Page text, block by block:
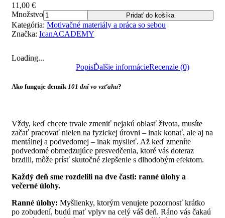
11,00 €
Množstvo
Pridať do košíka
Kategória: Motivačné materiály a práca so sebou
Značka: IcanACADEMY
Loading...
PopisĎalšie informácieRecenzie (0)
Ako funguje denník101 dní vo vzťahu?
Vždy, keď chcete trvale zmeniť nejakú oblasť života, musíte
začať pracovať nielen na fyzickej úrovni – inak konať, ale aj na
mentálnej a podvedomej – inak myslieť. Až keď zmeníte
podvedomé obmedzujúce presvedčenia, ktoré vás doteraz
brzdili, môže prísť skutočné zlepšenie s dlhodobým efektom.
Každý deň sme rozdelili na dve časti: ranné úlohy a
večerné úlohy.
Ranné úlohy: Myšlienky, ktorým venujete pozornosť krátko
po zobudení, budú mať vplyv na celý váš deň. Ráno vás čakaú